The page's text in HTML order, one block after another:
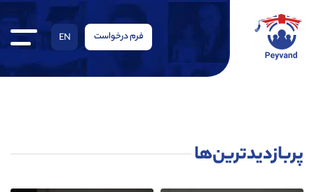
فرم درخواست EN
پربازدیدترین‌ها